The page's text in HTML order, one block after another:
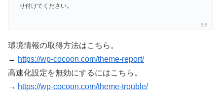
り付けてください。
環境情報の取得方法はこちら。
→ https://wp-cocoon.com/theme-report/
高速化設定を無効にするにはこちら。
→ https://wp-cocoon.com/theme-trouble/